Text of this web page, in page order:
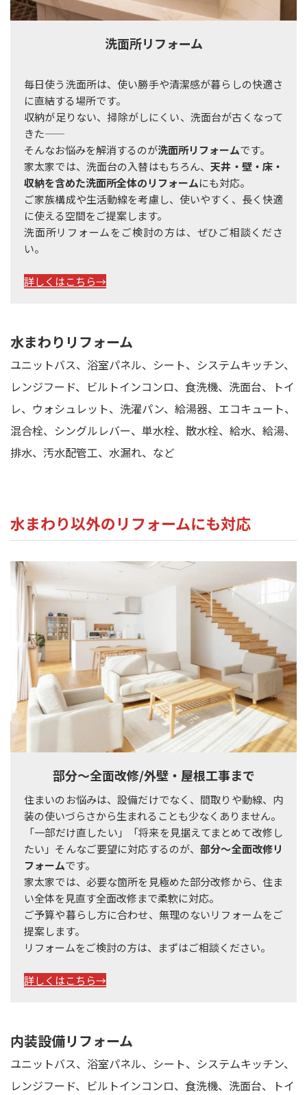
洗面所リフォーム
毎日使う洗面所は、使い勝手や清潔感が暮らしの快適さ
に直結する場所です。
収納が足りない、掃除がしにくい、洗面台が古くなって
きた――
そんなお悩みを解消するのが洗面所リフォームです。
家太家では、洗面台の入替はもちろん、天井・ 壁・床・
収納を含めた洗面所全体のリフォームにも対応。
ご家族構成や生活動線を考慮し、使いやすく、長く快適
に使える空間をご提案します。
洗面所リフォームをご検討の方は、ぜひご相談くださ
い。
詳しくはこちら→
水まわりリフォーム
ユニットバス、浴室パネル、シート、システムキッチン、
レンジフード、ビルトインコンロ、食洗機、洗面台、トイ
レ、ウォシュレット、洗濯パン、給湯器、エコキュート、
混合栓、シングルレバー、単水栓、散水栓、給水、給湯、
排水、汚水配管工、水漏れ、など
水まわり以外のリフォームにも対応
部分～全面改修/外壁・屋根工事まで
住まいのお悩みは、設備だけでなく、間取りや動線、内
装の使いづらさから生まれることも少なくありません。
「一部だけ直したい」「将来を見据えてまとめて改修し
たい」そんなご要望に対応するのが、部分～全面改修リ
フォームです。
家太家では、必要な箇所を見極めた部分改修から、住ま
い全体を見直す全面改修まで柔軟に対応。
ご予算や暮らし方に合わせ、無理のないリフォームをご
提案します。
リフォームをご検討の方は、まずはご相談ください。
詳しくはこちら→
内装設備リフォーム
ユニットバス、浴室パネル、シート、システムキッチン、
レンジフード、ビルトインコンロ、食洗機、洗面台、トイ